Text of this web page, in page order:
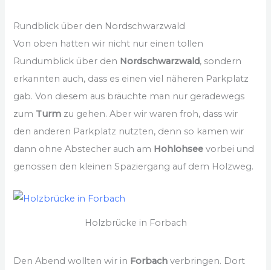
Rundblick über den Nordschwarzwald
Von oben hatten wir nicht nur einen tollen
Rundumblick über den Nordschwarzwald, sondern
erkannten auch, dass es einen viel näheren Parkplatz
gab. Von diesem aus bräuchte man nur geradewegs
zum Turm zu gehen. Aber wir waren froh, dass wir
den anderen Parkplatz nutzten, denn so kamen wir
dann ohne Abstecher auch am Hohlohsee vorbei und
genossen den kleinen Spaziergang auf dem Holzweg.
Holzbrücke in Forbach
Den Abend wollten wir in Forbach verbringen. Dort